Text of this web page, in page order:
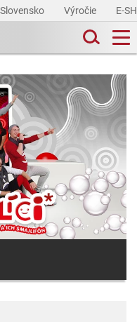
Výročie E-